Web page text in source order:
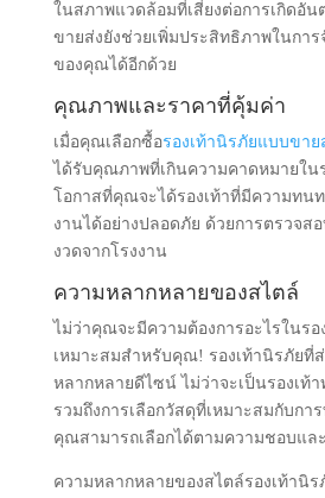
ในสภาพแวดล้อมที่เสี่ยงต่อการเกิดอัน
ขายส่งยังช่วยเพิ่มประสิทธิภาพในกา
ของคุณได้อีกด้วย
คุณภาพและราคาที่คุ้มค่า
เมื่อคุณเลือกซื้อรองเท้านิรภัยแบบขาย
ได้รับคุณภาพที่เกินความคาดหมายใน
โอกาสที่คุณจะได้รองเท้าที่มีความทน
งานได้อย่างปลอดภัย ด้วยการตรวจส
งวดจากโรงงาน
ความหลากหลายของสไตล์
ไม่ว่าคุณจะมีความต้องการอะไรในร
เหมาะสมสำหรับคุณ! รองเท้านิรภัยที่
หลากหลายดีไซน์ ไม่ว่าจะเป็นรองเท้า
รวมถึงการเลือกวัสดุที่เหมาะสมกับก
คุณสามารถเลือกได้ตามความชอบแล
ความหลากหลายของสไตล์รองเท้านิ